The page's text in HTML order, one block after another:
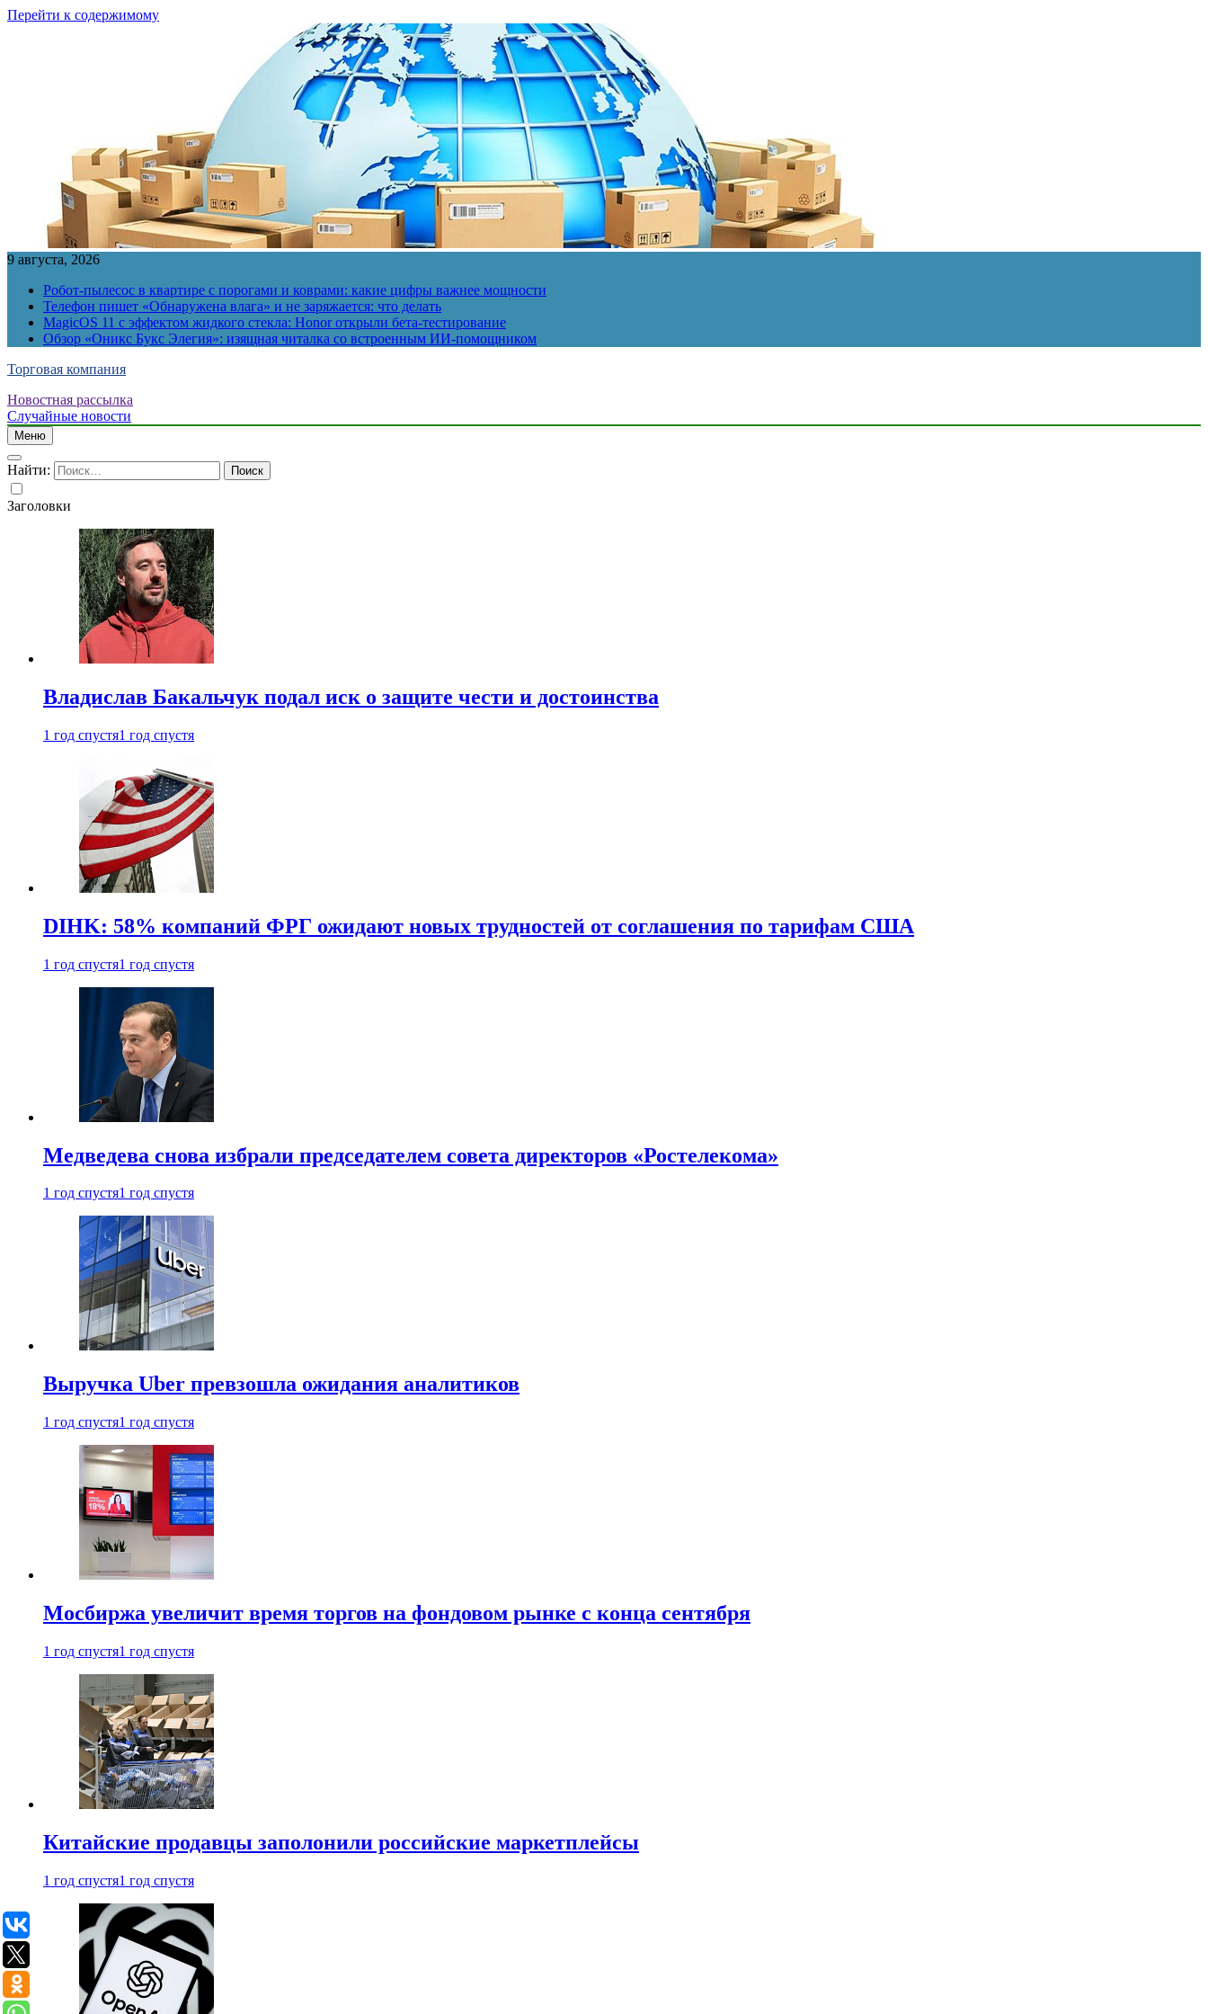
Перейти к содержимому
9 августа, 2026
Робот-пылесос в квартире с порогами и коврами: какие цифры важнее мощности
Телефон пишет «Обнаружена влага» и не заряжается: что делать
MagicOS 11 с эффектом жидкого стекла: Honor открыли бета-тестирование
Обзор «Оникс Букс Элегия»: изящная читалка со встроенным ИИ-помощником
Торговая компания
Новостная рассылка
Случайные новости
Меню
Найти:
Заголовки
Владислав Бакальчук подал иск о защите чести и достоинства
1 год спустя1 год спустя
DIHK: 58% компаний ФРГ ожидают новых трудностей от соглашения по тарифам США
1 год спустя1 год спустя
Медведева снова избрали председателем совета директоров «Ростелекома»
1 год спустя1 год спустя
Выручка Uber превзошла ожидания аналитиков
1 год спустя1 год спустя
Мосбиржа увеличит время торгов на фондовом рынке с конца сентября
1 год спустя1 год спустя
Китайские продавцы заполонили российские маркетплейсы
1 год спустя1 год спустя